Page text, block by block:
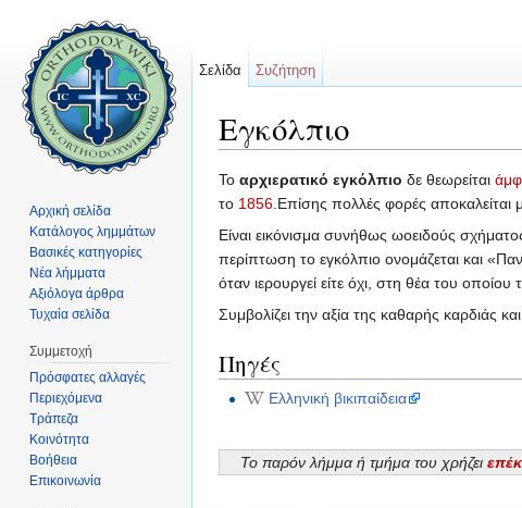
Εγκόλπιο
Το αρχιερατικό εγκόλπιο δε θεωρείται
το 1856.Επίσης πολλές φορές αποκαλείται
Είναι εικόνισμα συνήθως ωοειδούς σχήματος
περίπτωση το εγκόλπιο ονομάζεται και
όταν ιερουργεί είτε όχι, στη θέα του
Συμβολίζει την αξία της καθαρής καρδιάς
Πηγές
Ελληνική βικιπαίδεια
Το παρόν λήμμα ή τμήμα του χρήζει
Σελίδα Συζήτηση
Αρχική σελίδα
Κατάλογος λημμάτων
Βασικές κατηγορίες
Νέα λήμματα
Αξιόλογα άρθρα
Τυχαία σελίδα
Συμμετοχή
Πρόσφατες αλλαγές
Περιεχόμενα
Τράπεζα
Κοινότητα
Βοήθεια
Επικοινωνία